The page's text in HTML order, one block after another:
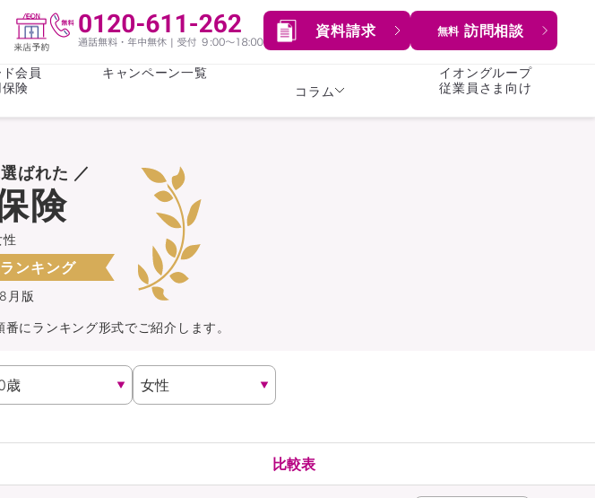
資料請求 無料 訪問相談
女性医療保険
収入保障保険
持病がある方向け
がん保険
火災保険
型保険
女性医療保険
介護・認知症保険
会員
険
キャンペーン一覧
コラム
心配事
イオングループ
従業員さま向け
ばれた ／
月版
険
ンキング
番にランキング形式でご紹介します。
比較表